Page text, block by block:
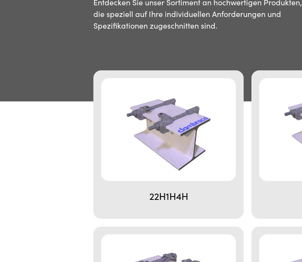
die speziell auf Ihre individuellen Anforderungen und
Spezifikationen zugeschnitten sind.
22H1H4H